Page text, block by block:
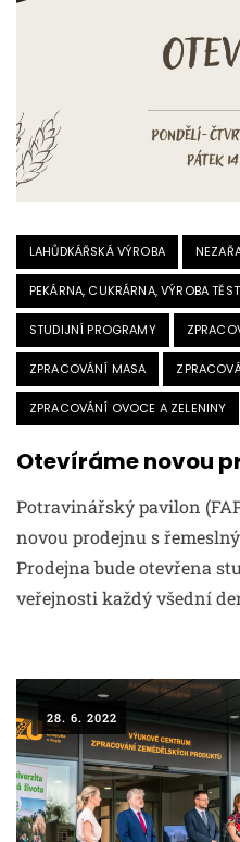
LAHŮDKÁŘSKÁ VÝROBA
PEKÁRNA, CUKRÁRNA, VÝROBA
STUDIJNÍ PROGRAMY
ZPRACOVÁNÍ MASA
ZPRACOVÁNÍ OVOCE A ZELENINY
Otevíráme novou
Potravinářský pavilon
novou prodejnu s
Prodejna bude otevřena
veřejnosti každý všední
28. 6. 2022